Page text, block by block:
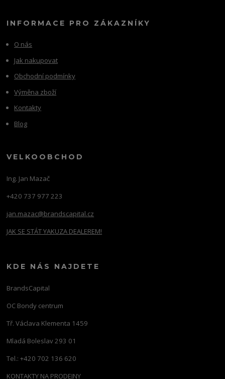
INFORMACE PRO ZÁKAZNÍKY
O nás
Jak nakupovat
Obchodní podmínky
Výměna zboží
Kontakty
Blog
VELKOOBCHOD
Ing. Jan Mazač
+420 737 977 223
jan.mazac@brandscapital.cz
JAK SE STÁT YAKUZA DEALEREM!
KDE NÁS NAJDETE
BrandsCapital
OC Bondy centrum
Tř. Václava Klementa 1459
Mladá Boleslav 293 01
Tel.: +420 702 136 620
KONTAKTY NA PRODEJNY